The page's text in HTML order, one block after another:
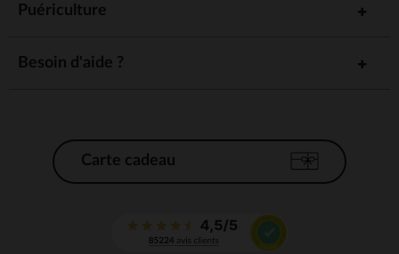
Puériculture
Besoin d'aide ?
Carte cadeau